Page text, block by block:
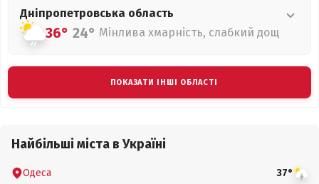
Дніпропетровська область
36° 24° Мінлива хмарність, слабкий дощ
ПОКАЗАТИ ІНШІ ОБЛАСТІ
Найбільші міста в Україні
Одеса 37°